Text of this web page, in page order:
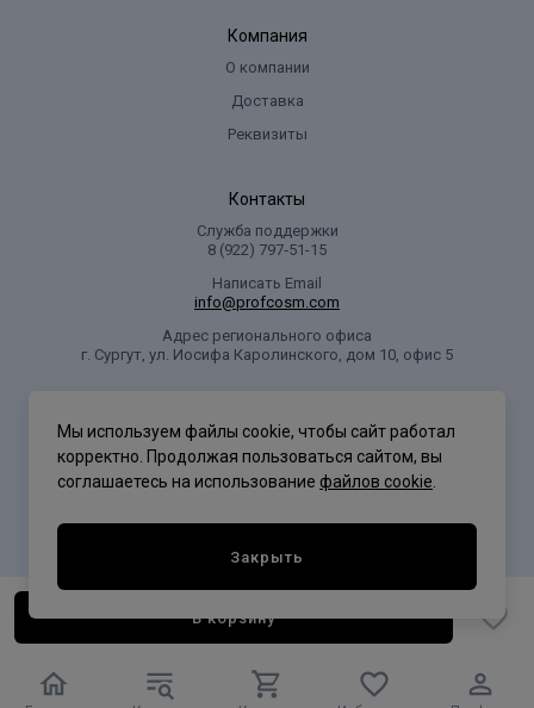
В корзину
Компания
О компании
Доставка
Реквизиты
Контакты
Служба поддержки
8 (922) 797‑51-15
Написать Email
info@profcosm.com
Адрес регионального офиса
г. Сургут, ул. Иосифа Каролинского, дом 10, офис 5
Мы используем файлы cookie, чтобы сайт работал
корректно. Продолжая пользоваться сайтом, вы
соглашаетесь на использование файлов cookie
Закрыть